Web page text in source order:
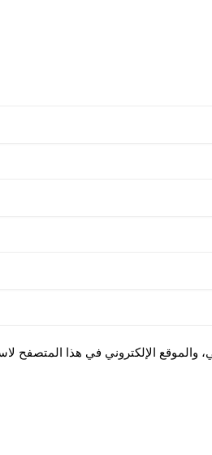
والموقع الإلكتروني في هذا المتصفح